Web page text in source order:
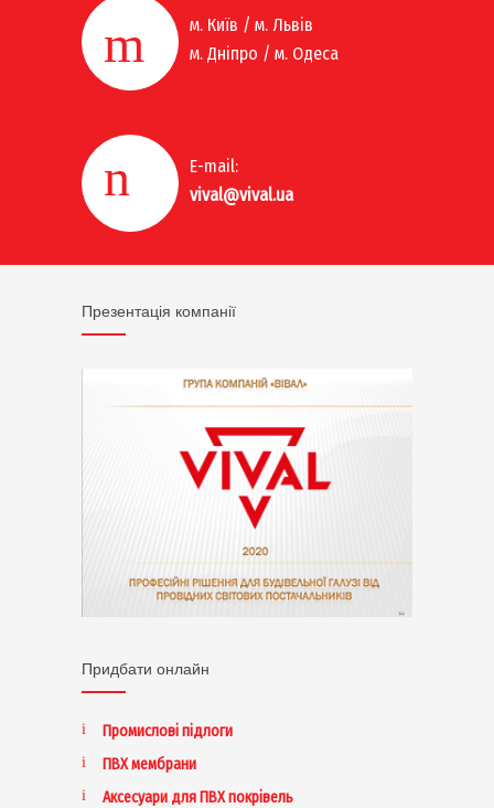
м. Київ / м. Львів
м. Дніпро / м. Одеса
E-mail:
vival@vival.ua
Презентація компанії
Придбати онлайн
Промислові підлоги
ПВХ мембрани
Аксесуари для ПВХ покрівель